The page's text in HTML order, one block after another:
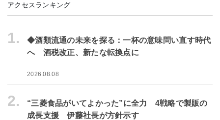
アクセスランキング
1.
◆酒類流通の未来を探る：一杯の意味問い直す時代
へ 酒税改正、新たな転換点に
2026.08.08
2.
“三菱食品がいてよかった”に全力 4戦略で製販の
成長支援 伊藤社長が方針示す